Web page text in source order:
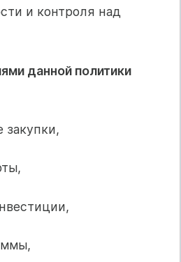
и контроля над
данной политики
закупки,